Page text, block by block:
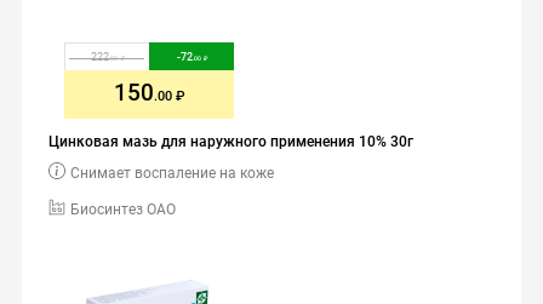
Цинковая мазь для наружного применения 10% 30г
Биосинтез ОАО
Снимает воспаление на коже
222.00 -72.00
150.00